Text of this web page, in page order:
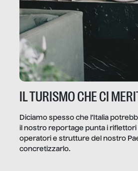
IL TURISMO CHE CI
Diciamo spesso che l’Italia
il nostro reportage punta i riflettori
operatori e strutture del nostro
concretizzarlo.